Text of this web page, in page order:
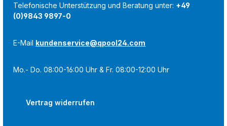
Telefonische Unterstützung und Beratung unter: +49
(0)9843 9897-0
E-Mail kundenservice@qpool24.com
Mo.- Do. 08:00-16:00 Uhr & Fr. 08:00-12:00 Uhr
Vertrag widerrufen